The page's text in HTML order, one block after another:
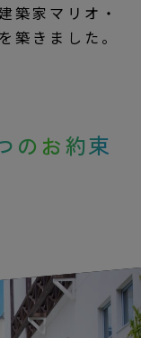
築家マリオ・
築きました。
のお約束